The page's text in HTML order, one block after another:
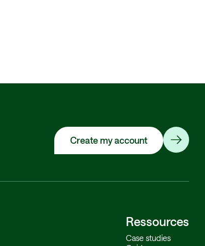
Create my account
Ressources
Case studies